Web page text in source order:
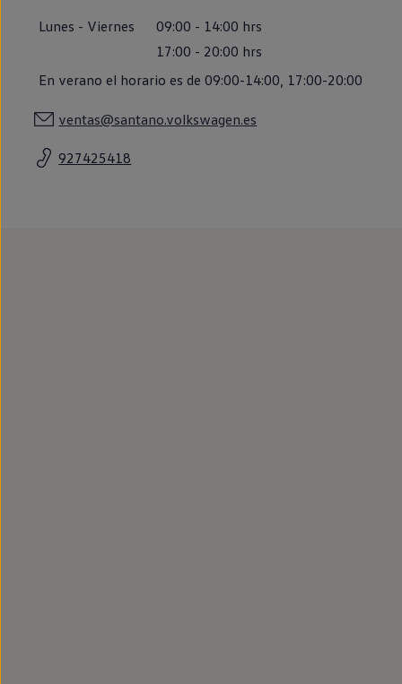
Recambios Volkswagen
Accesorios y merchandising
Seguridad
Transporte
Entretenimiento
Carga
Todo sobre tu Volkswagen
ventas@santano.volkswagen.es
927425418
Lunes - Viernes 09:00 - 14:00 hrs
17:00 - 20:00 hrs
En verano el horario es de 09:00-14:00, 17:00-20:00